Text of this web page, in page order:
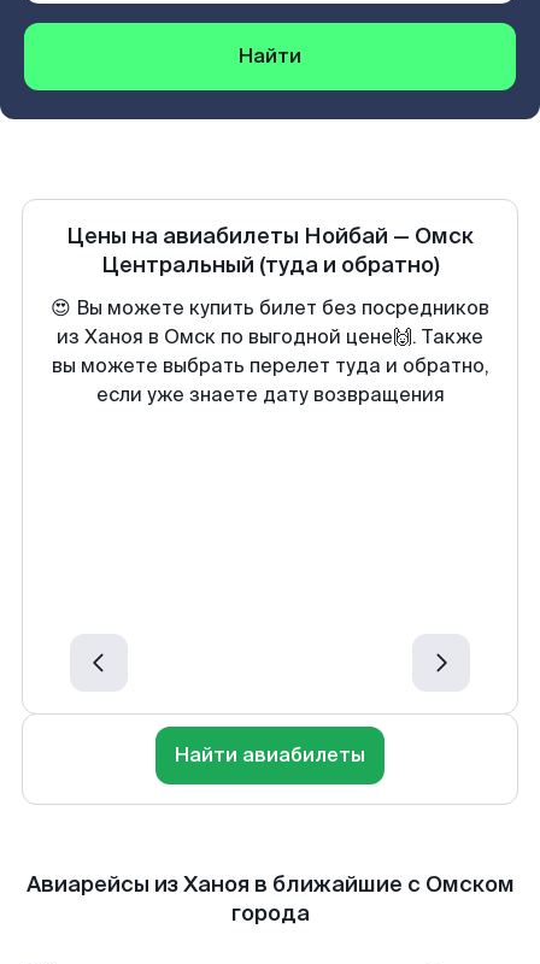
Найти
Цены на авиабилеты Нойбай — Омск
Центральный (туда и обратно)
😍 Вы можете купить билет без посредников
из Ханоя в Омск по выгодной цене🙌. Также
вы можете выбрать перелет туда и обратно,
если уже знаете дату возвращения
Найти авиабилеты
Авиарейсы из Ханоя в ближайшие с Омском
города